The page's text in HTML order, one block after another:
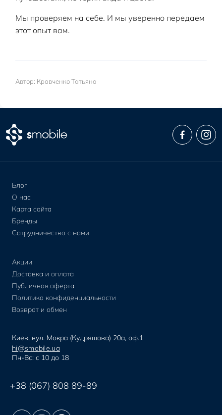
Мы проверяем на себе. И мы уверенно передаем
этот опыт вам.
Автор: Кравченко Татьяна
Блог
О нас
Карта сайта
Бренды
Сотрудничество с нами
Акции
Доставка и оплата
Публичная оферта
Политика конфиденциальности
Возврат и обмен
Киев, вул. Мокра (Кудряшова) 20а, оф.1
hi@smobile.ua
Пн-Вс: с 10 до 18
+38 (067) 808 89-89